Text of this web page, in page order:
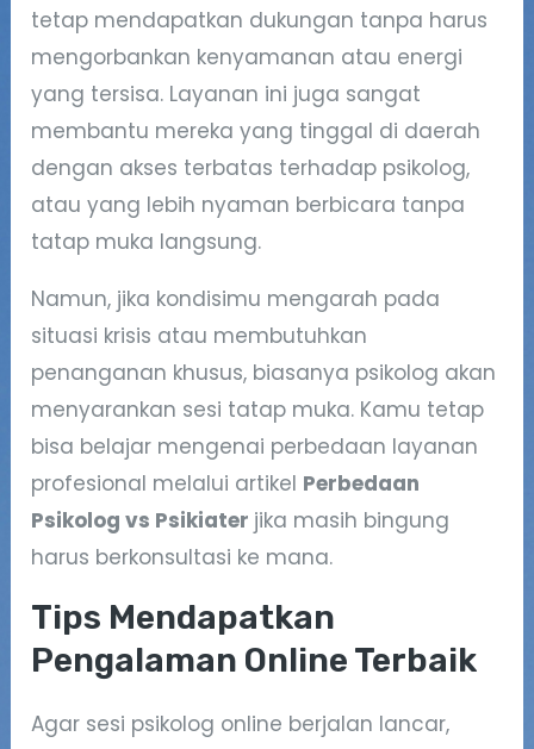
tetap mendapatkan dukungan tanpa harus
mengorbankan kenyamanan atau energi
yang tersisa. Layanan ini juga sangat
membantu mereka yang tinggal di daerah
dengan akses terbatas terhadap psikolog,
atau yang lebih nyaman berbicara tanpa
tatap muka langsung.
Namun, jika kondisimu mengarah pada
situasi krisis atau membutuhkan
penanganan khusus, biasanya psikolog akan
menyarankan sesi tatap muka. Kamu tetap
bisa belajar mengenai perbedaan layanan
profesional melalui artikel Perbedaan
Psikolog vs Psikiater jika masih bingung
harus berkonsultasi ke mana.
Tips Mendapatkan
Pengalaman Online Terbaik
Agar sesi psikolog online berjalan lancar,